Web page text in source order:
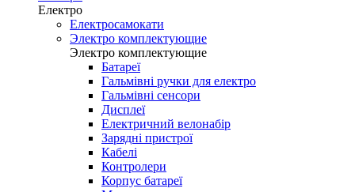
Електро
Електросамокати
Электро комплектующие
Электро комплектующие
Батареї
Гальмівні ручки для електро
Гальмівні сенсори
Дисплеї
Електричний велонабір
Зарядні пристрої
Кабелі
Контролери
Корпус батареї